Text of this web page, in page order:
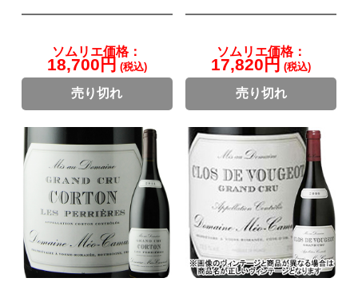
ソムリエ価格：
18,700円 (税込)
売り切れ
ソムリエ価格：
17,820円 (税込)
売り切れ